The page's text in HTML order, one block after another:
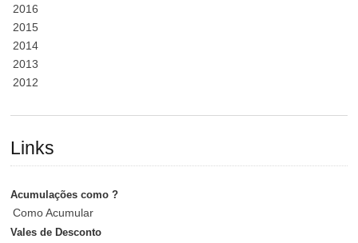
2016
2015
2014
2013
2012
Links
Acumulações como ?
Como Acumular
Vales de Desconto